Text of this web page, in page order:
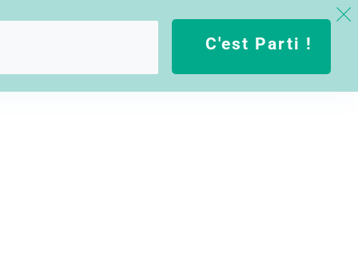
C'est Parti !